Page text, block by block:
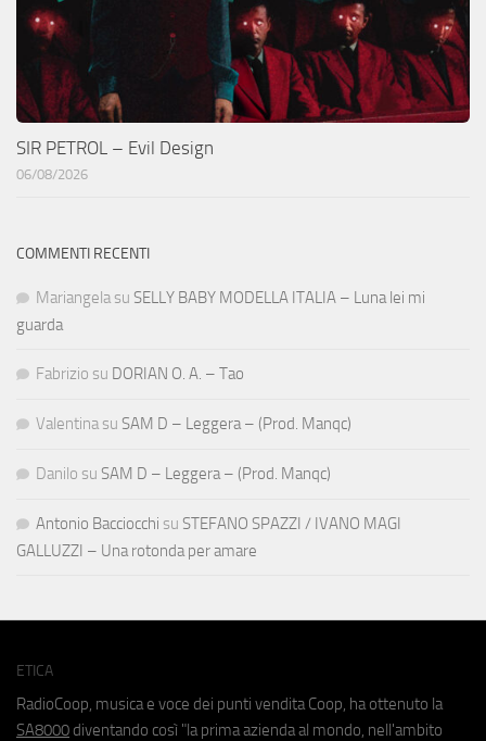
SIR PETROL – Evil Design
06/08/2026
COMMENTI RECENTI
Mariangela su SELLY BABY MODELLA ITALIA – Luna lei mi
guarda
Fabrizio su DORIAN O. A. – Tao
Valentina su SAM D – Leggera – (Prod. Manqc)
Danilo su SAM D – Leggera – (Prod. Manqc)
Antonio Bacciocchi su STEFANO SPAZZI / IVANO MAGI
GALLUZZI – Una rotonda per amare
ETICA
RadioCoop, musica e voce dei punti vendita Coop, ha ottenuto la
SA8000 diventando così "la prima azienda al mondo, nell'ambito